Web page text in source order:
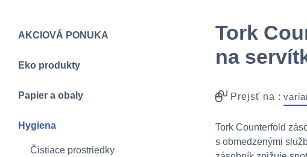
AKCIOVÁ PONUKA
Eko produkty
Papier a obaly
Hygiena
Čistiace prostriedky
Tork
na
Prejsť na :
Tork Counterfold
s obmedzenými